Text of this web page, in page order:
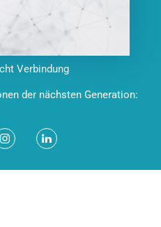
Verbindung
der nächsten Generation: